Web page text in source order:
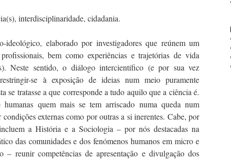
interdisciplinaridade, cidadania.
elaborado por investigadores que reúnem um
bem como experiências e trajetórias de vida
Neste sentido, o diálogo intercientífico (e por sua vez
se à exposição de ideias num meio puramente
se tratasse a que corresponde a tudo aquilo que a ciência é.
quem mais se tem arriscado numa queda num
externas como por outras a si inerentes. Cabe, por
a História e a Sociologia – por nós destacadas na
das comunidades e dos fenómenos humanos em micro e
– reunir competências de apresentação e divulgação dos